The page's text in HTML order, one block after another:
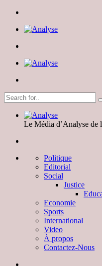
Le Média d’Analyse de
Politique
Editorial
Social
Justice
Economie
Sports
International
Video
À propos
Contactez-Nous